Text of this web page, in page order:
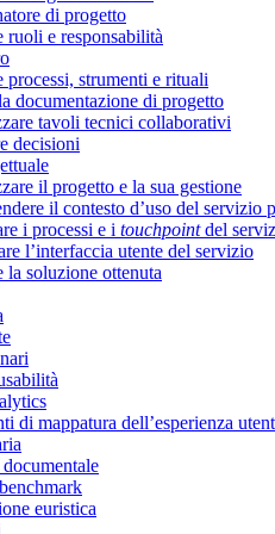
di progetto
e responsabilità
strumenti e rituali
documentazione di progetto
tavoli tecnici collaborativi
decisioni
il progetto e la sua gestione
il contesto d’uso del servizio
i processi e i touchpointdel
l’interfaccia utente del servizio
la soluzione ottenuta
di mappatura dell’esperienza
euristica